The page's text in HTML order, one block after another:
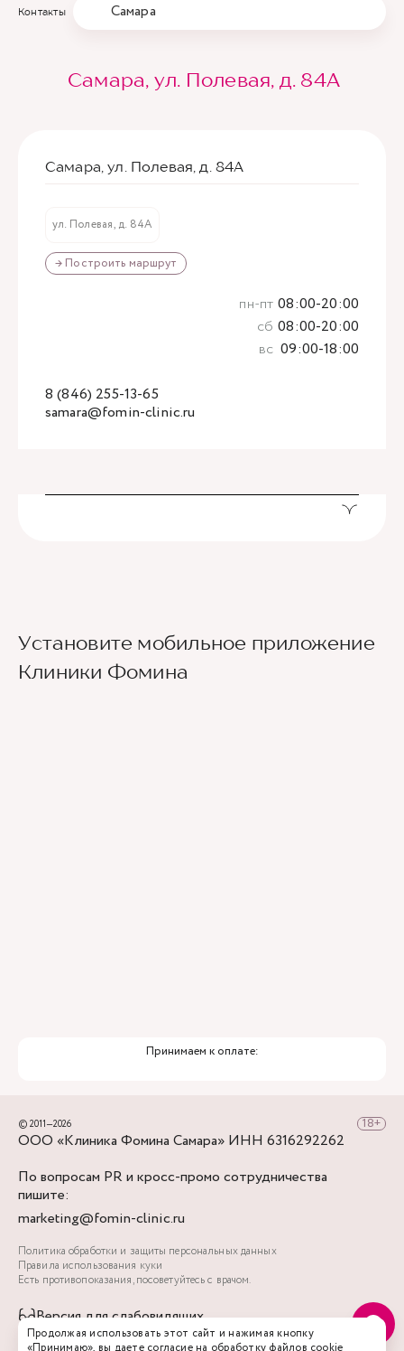
Контакты Самара
Самара, ул. Полевая, д. 84А
Самара, ул. Полевая, д. 84А
ул. Полевая, д. 84А
→ Построить маршрут
samara@fomin-clinic.ru
8 (846) 255-13-65
пн-пт 08:00-20:00
сб 08:00-20:00
вс 09:00-18:00
Установите мобильное приложение
Клиники Фомина
Принимаем к оплате:
© 2011—2026
ООО «Клиника Фомина Самара» ИНН 6316292262
По вопросам PR и кросс-промо сотрудничества
пишите:
marketing@fomin-clinic.ru
Политика обработки и защиты персональных данных
Правила использования куки
Есть противопоказания, посоветуйтесь с врачом.
Версия для слабовидящих
Продолжая использовать этот сайт и нажимая кнопку
«Принимаю», вы даете согласие на обработку файлов cookie